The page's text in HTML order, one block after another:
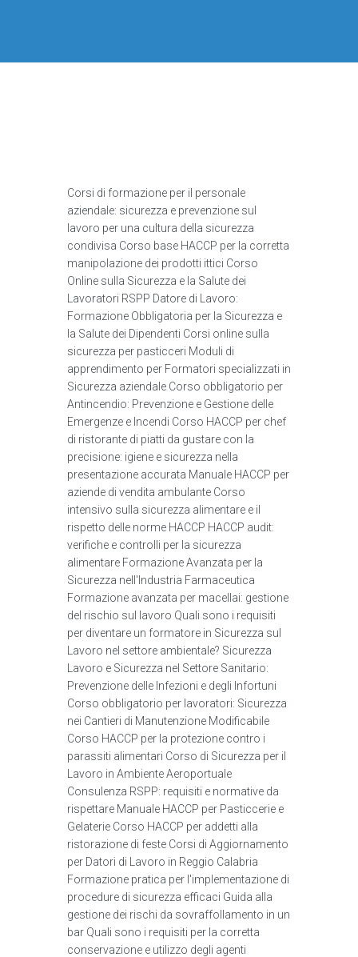
Corsi di formazione per il personale
aziendale: sicurezza e prevenzione sul
lavoro per una cultura della sicurezza
condivisa Corso base HACCP per la corretta
manipolazione dei prodotti ittici Corso
Online sulla Sicurezza e la Salute dei
Lavoratori RSPP Datore di Lavoro:
Formazione Obbligatoria per la Sicurezza e
la Salute dei Dipendenti Corsi online sulla
sicurezza per pasticceri Moduli di
apprendimento per Formatori specializzati in
Sicurezza aziendale Corso obbligatorio per
Antincendio: Prevenzione e Gestione delle
Emergenze e Incendi Corso HACCP per chef
di ristorante di piatti da gustare con la
precisione: igiene e sicurezza nella
presentazione accurata Manuale HACCP per
aziende di vendita ambulante Corso
intensivo sulla sicurezza alimentare e il
rispetto delle norme HACCP HACCP audit:
verifiche e controlli per la sicurezza
alimentare Formazione Avanzata per la
Sicurezza nell'Industria Farmaceutica
Formazione avanzata per macellai: gestione
del rischio sul lavoro Quali sono i requisiti
per diventare un formatore in Sicurezza sul
Lavoro nel settore ambientale? Sicurezza
Lavoro e Sicurezza nel Settore Sanitario:
Prevenzione delle Infezioni e degli Infortuni
Corso obbligatorio per lavoratori: Sicurezza
nei Cantieri di Manutenzione Modificabile
Corso HACCP per la protezione contro i
parassiti alimentari Corso di Sicurezza per il
Lavoro in Ambiente Aeroportuale
Consulenza RSPP: requisiti e normative da
rispettare Manuale HACCP per Pasticcerie e
Gelaterie Corso HACCP per addetti alla
ristorazione di feste Corsi di Aggiornamento
per Datori di Lavoro in Reggio Calabria
Formazione pratica per l'implementazione di
procedure di sicurezza efficaci Guida alla
gestione dei rischi da sovraffollamento in un
bar Quali sono i requisiti per la corretta
conservazione e utilizzo degli agenti